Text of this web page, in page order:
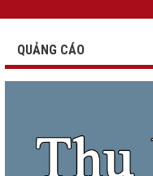
QUẢNG CÁO